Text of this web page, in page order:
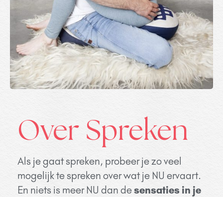
Over Spreken
Als je gaat spreken, probeer je zo veel
mogelijk te spreken over wat je NU ervaart.
En niets is meer NU dan desensaties in je